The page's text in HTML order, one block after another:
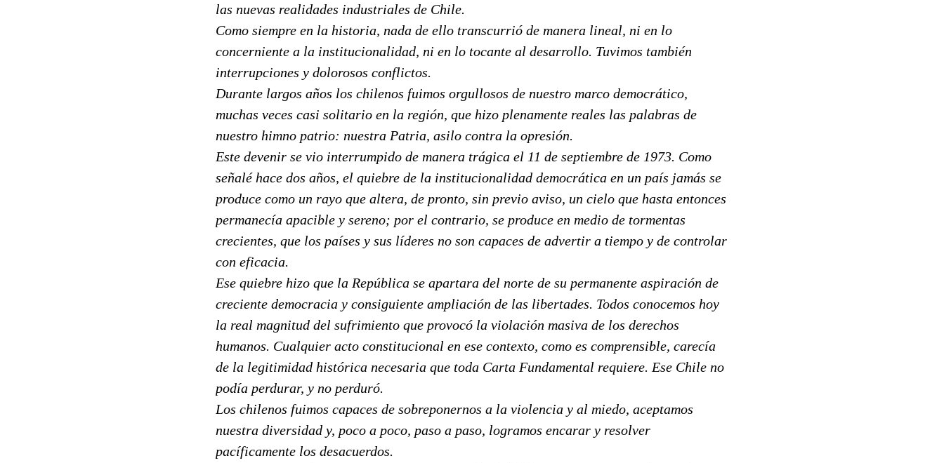
las nuevas realidades industriales de Chile.
Como siempre en la historia, nada de ello transcurrió de manera lineal, ni en lo
concerniente a la institucionalidad, ni en lo tocante al desarrollo. Tuvimos también
interrupciones y dolorosos conflictos.
Durante largos años los chilenos fuimos orgullosos de nuestro marco democrático,
muchas veces casi solitario en la región, que hizo plenamente reales las palabras de
nuestro himno patrio: nuestra Patria, asilo contra la opresión.
Este devenir se vio interrumpido de manera trágica el 11 de septiembre de 1973. Como
señalé hace dos años, el quiebre de la institucionalidad democrática en un país jamás se
produce como un rayo que altera, de pronto, sin previo aviso, un cielo que hasta entonces
permanecía apacible y sereno; por el contrario, se produce en medio de tormentas
crecientes, que los países y sus líderes no son capaces de advertir a tiempo y de controlar
con eficacia.
Ese quiebre hizo que la República se apartara del norte de su permanente aspiración de
creciente democracia y consiguiente ampliación de las libertades. Todos conocemos hoy
la real magnitud del sufrimiento que provocó la violación masiva de los derechos
humanos. Cualquier acto constitucional en ese contexto, como es comprensible, carecía
de la legitimidad histórica necesaria que toda Carta Fundamental requiere. Ese Chile no
podía perdurar, y no perduró.
Los chilenos fuimos capaces de sobreponernos a la violencia y al miedo, aceptamos
nuestra diversidad y, poco a poco, paso a paso, logramos encarar y resolver
pacíficamente los desacuerdos.